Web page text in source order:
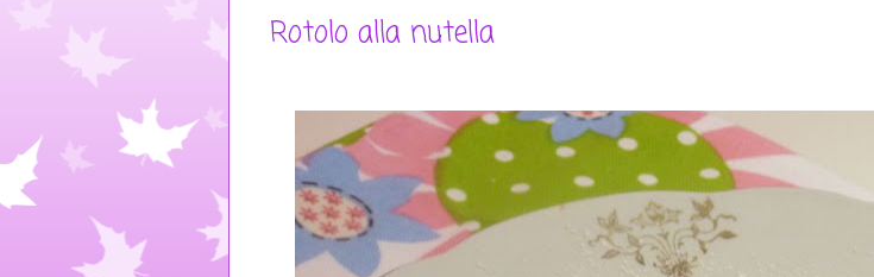
Rotolo alla nutella